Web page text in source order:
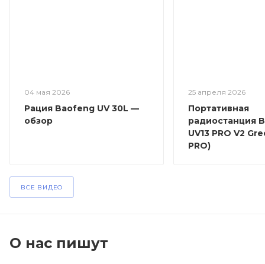
04 мая 2026
Рация Baofeng UV 30L —
обзор
25 апреля 2026
Портативная
радиостанция
UV13 PRO V2
PRO)
ВСЕ ВИДЕО
О нас пишут